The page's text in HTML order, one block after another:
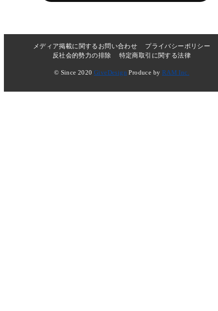
メディア掲載に関するお問い合わせ
プライバシーポリシー
反社会的勢力の排除
特定商取引に関する法律
© Since 2020 GiveDesign Produce by RAM Inc.